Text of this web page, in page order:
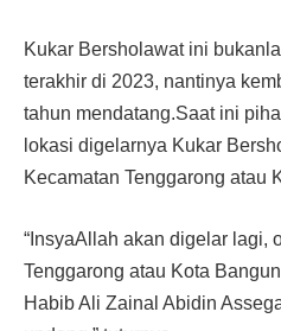
Kukar Bersholawat ini
terakhir di 2023, nantinya
tahun mendatang.Saat ini
lokasi digelarnya Kukar
Kecamatan Tenggarong atau
“InsyaAllah akan digelar lagi,
Tenggarong atau Kota
Habib Ali Zainal Abidin